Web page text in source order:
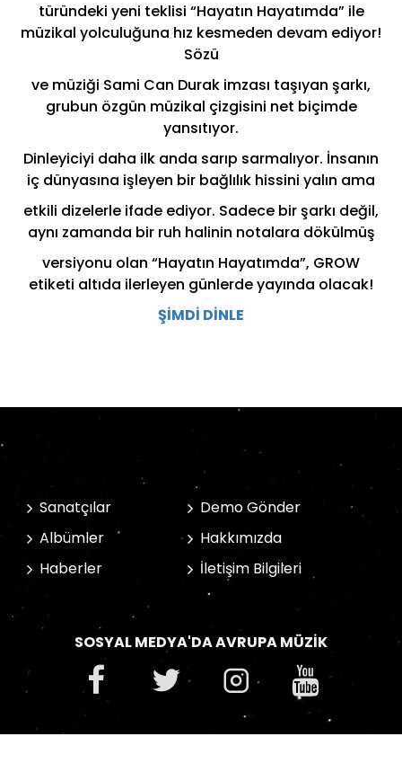
türündeki yeni teklisi “Hayatın Hayatımda” ile
müzikal yolculuğuna hız kesmeden devam ediyor!
Sözü
ve müziği Sami Can Durak imzası taşıyan şarkı,
grubun özgün müzikal çizgisini net biçimde
yansıtıyor.
Dinleyiciyi daha ilk anda sarıp sarmalıyor. İnsanın
iç dünyasına işleyen bir bağlılık hissini yalın ama
etkili dizelerle ifade ediyor. Sadece bir şarkı değil,
aynı zamanda bir ruh halinin notalara dökülmüş
versiyonu olan “Hayatın Hayatımda”, GROW
etiketi altıda ilerleyen günlerde yayında olacak!
ŞİMDİ DİNLE
Sanatçılar
Albümler
Haberler
Demo Gönder
Hakkımızda
İletişim Bilgileri
SOSYAL MEDYA'DA AVRUPA MÜZIK